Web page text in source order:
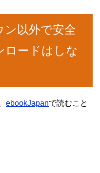
ン以外で安全
ロードはしな
ebookJapanで読むこと